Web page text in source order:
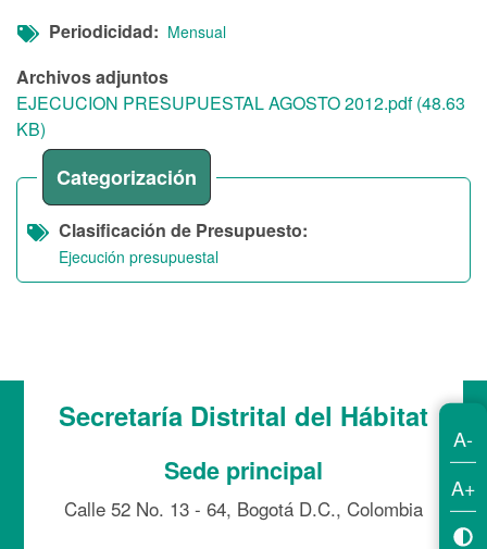
Periodicidad
Mensual
Archivos adjuntos
EJECUCION PRESUPUESTAL AGOSTO 2012.pdf (48.63
KB)
Categorización
Clasificación de Presupuesto
Ejecución presupuestal
Secretaría Distrital del Hábitat
Sede principal
Calle 52 No. 13 - 64, Bogotá D.C., Colombia
A-
A+